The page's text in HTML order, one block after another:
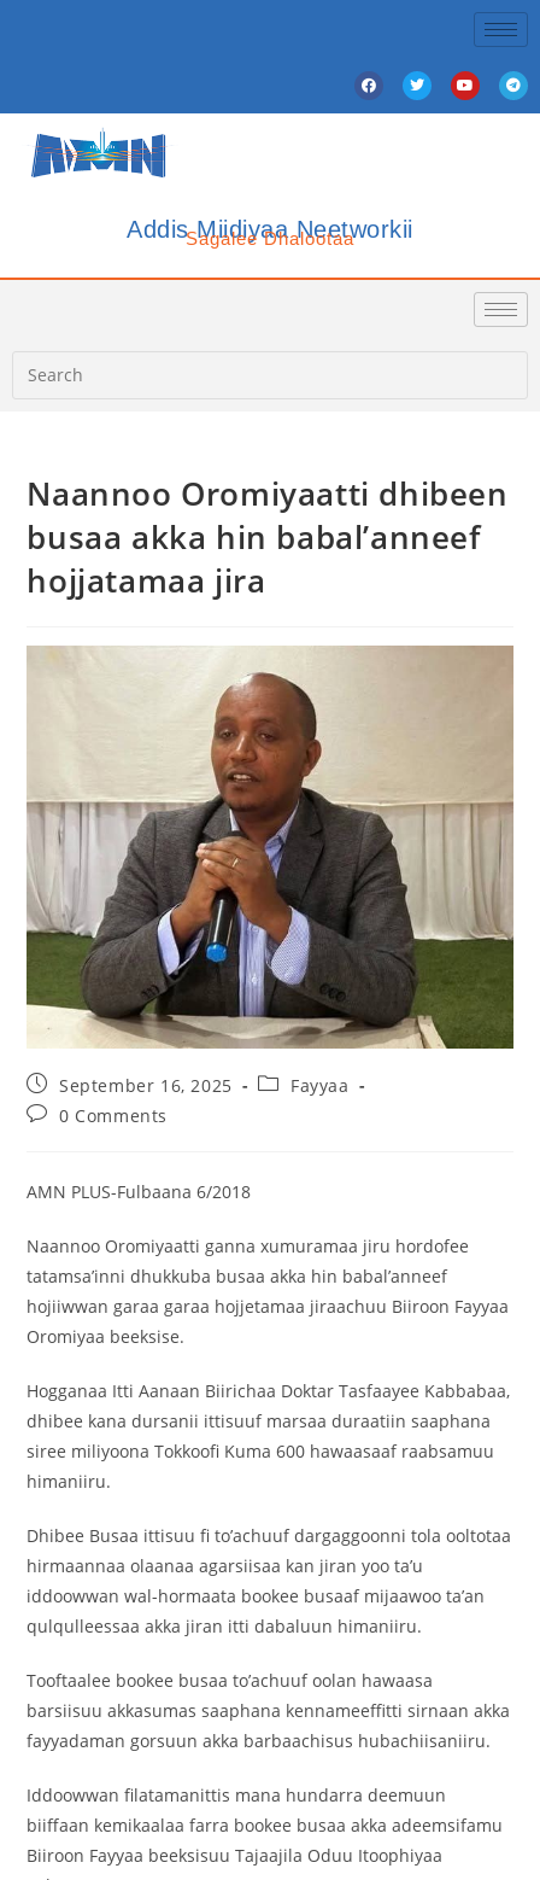
Addis Miidiyaa Neetworkii
Sagalee Dhalootaa
Naannoo Oromiyaatti dhibeen
busaa akka hin babal’anneef
hojjatamaa jira
September 16, 2025
Fayyaa
0 Comments
‎AMN PLUS-Fulbaana 6/2018
‎Naannoo Oromiyaatti ganna xumuramaa jiru hordofee
tatamsa’inni dhukkuba busaa akka hin babal’anneef
hojiiwwan garaa garaa hojjetamaa jiraachuu Biiroon Fayyaa
Oromiyaa beeksise.
‎Hogganaa Itti Aanaan Biirichaa Doktar Tasfaayee Kabbabaa,
dhibee kana dursanii ittisuuf marsaa duraatiin saaphana
siree miliyoona Tokkoofi Kuma 600 hawaasaaf raabsamuu
himaniiru.
‎Dhibee Busaa ittisuu fi to’achuuf dargaggoonni tola ooltotaa
hirmaannaa olaanaa agarsiisaa kan jiran yoo ta’u
iddoowwan wal-hormaata bookee busaaf mijaawoo ta’an
qulqulleessaa akka jiran itti dabaluun himaniiru.
‎Tooftaalee bookee busaa to’achuuf oolan hawaasa
barsiisuu akkasumas saaphana kennameeffitti sirnaan akka
fayyadaman gorsuun akka barbaachisus hubachiisaniiru.
Iddoowwan filatamanittis mana hundarra deemuun
biiffaan kemi‎kaalaa farra bookee busaa akka adeemsifamu
Biiroon Fayyaa beeksisuu Tajaajila Oduu Itoophiyaa